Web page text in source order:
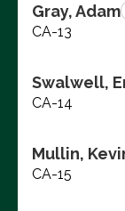
Gray, Adam
CA-13
Swalwell,
CA-14
Mullin,
CA-15